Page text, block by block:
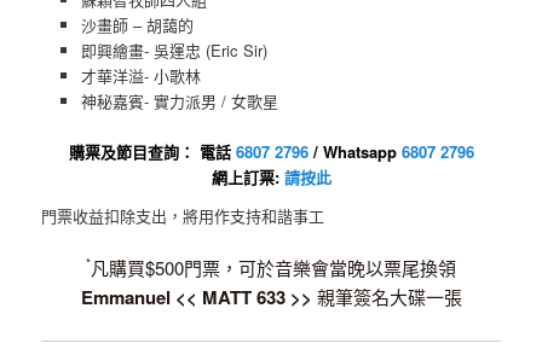
沙畫師 – 胡藹的
即興繪畫- 吳運忠 (Eric Sir)
才華洋溢- 小歌林
神秘嘉賓- 實力派男 / 女歌星
購票及節目查詢： 電話 6807 2796/ Whatsapp 6807 2796
網上訂票: 請按此
門票收益扣除支出，將用作支持和諧事工
*凡購買$500門票，可於音樂會當晚以票尾換領
Emmanuel << MATT 633 >> 親筆簽名大碟一張